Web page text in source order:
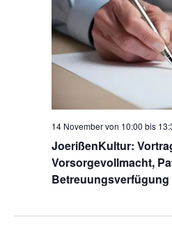
JoerißenKultur:
Vorsorgevollmacht,
Betreuungsverfügung
14 November von 10:00 bis